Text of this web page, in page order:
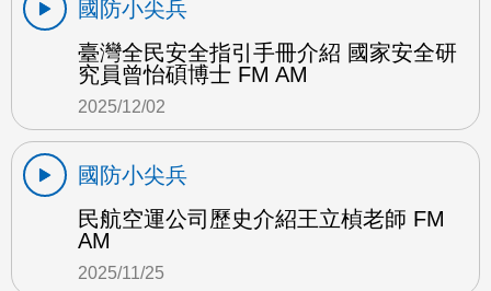
國防小尖兵
臺灣全民安全指引手冊介紹 國家安全研
究員曾怡碩博士 FM AM
2025/12/02
國防小尖兵
民航空運公司歷史介紹王立楨老師 FM
AM
2025/11/25